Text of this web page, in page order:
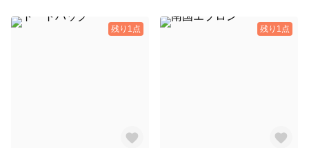
残り1点 残り1点